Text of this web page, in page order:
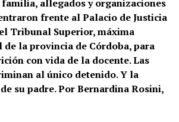
familia, allegados y organizaciones
frente al Palacio de Justicia
Tribunal Superior, máxima
la provincia de Córdoba, para
con vida de la docente. Las
al único detenido. Y la
su padre. Por Bernardina Rosini,